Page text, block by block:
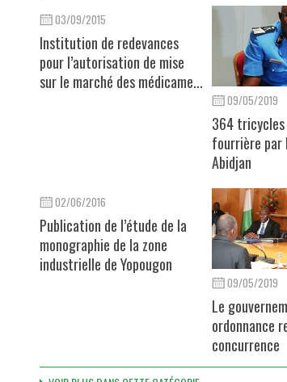
03/09/2015
Institution de redevances
pour l’autorisation de mise
sur le marché des médicame...
09/05/2019
364 tricycles
fourrière par
Abidjan
02/06/2016
Publication de l’étude de la
monographie de la zone
industrielle de Yopougon
09/05/2019
Le
ordonnance
concurrence